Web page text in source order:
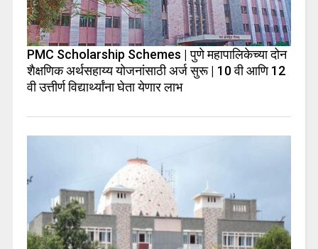
PMC Scholarship Schemes | पुणे महापालिकेच्या दोन
शैक्षणिक अर्थसहाय्य योजनांसाठी अर्ज सुरू | 10 वी आणि 12
वी उत्तीर्ण विद्यार्थ्यांना घेता येणार लाभ